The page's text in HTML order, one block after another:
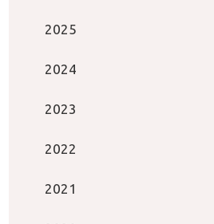
2025
2024
2023
2022
2021